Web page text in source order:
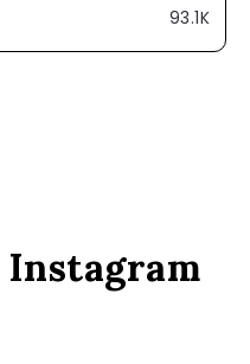
93.1K
Instagram